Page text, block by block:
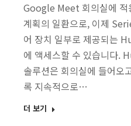
Google Meet 회의실에 적
계획의 일환으로, 이제
어 장치 일부로 제공되는
에 액세스할 수 있습니다.
솔루션은 회의실에 들어오
록 지속적으로…
더 보기